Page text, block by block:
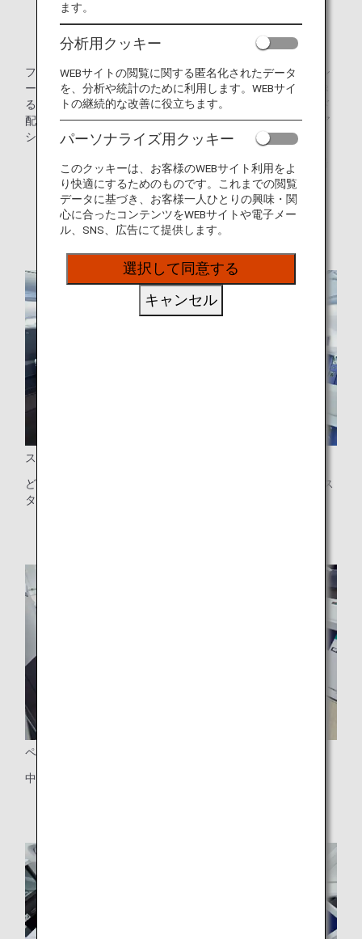
フルフラットシートを互い違いに配置した、スタッガードシ
ート配列を採用。どの席からでも直接通路に出ることができ
る、全席通路側スタイルです。またこれまでのスタッガード
配列を変更し、中央席ならびに通路を挟んだ一部座席はペア
シートを採用しました。
* 運航する機材や座席仕様などは予告なく変更となる場
合がございます。
* 画像はイメージです。
スタッガードシート配列
どの席からでも直接通路に出ることができる、 全席通路側ス
タイル
ペアシート
中央席ならびに通路を挟んだ一部座席はペアシートを採用
ます。
分析用クッキー
WEBサイトの閲覧に関する匿名化されたデータ
を、分析や統計のために利用します。WEBサイ
トの継続的な改善に役立ちます。
パーソナライズ用クッキー
このクッキーは、お客様のWEBサイト利用をよ
り快適にするためのものです。これまでの閲覧
データに基づき、お客様一人ひとりの興味・関
心に合ったコンテンツをWEBサイトや電子メー
ル、SNS、広告にて提供します。
選択して同意する
キャンセル